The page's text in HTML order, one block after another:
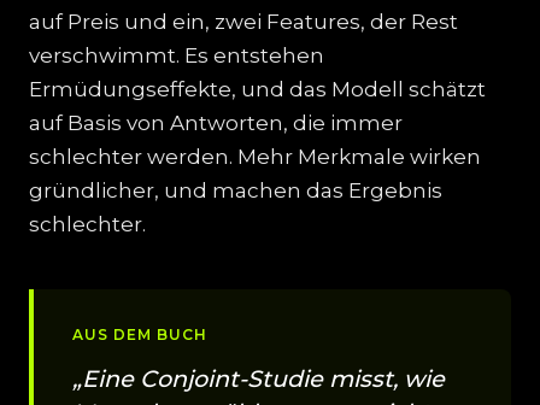
auf Preis und ein, zwei Features, der Rest
verschwimmt. Es entstehen
Ermüdungseffekte, und das Modell schätzt
auf Basis von Antworten, die immer
schlechter werden. Mehr Merkmale wirken
gründlicher, und machen das Ergebnis
schlechter.
AUS DEM BUCH
„Eine Conjoint-Studie misst, wie